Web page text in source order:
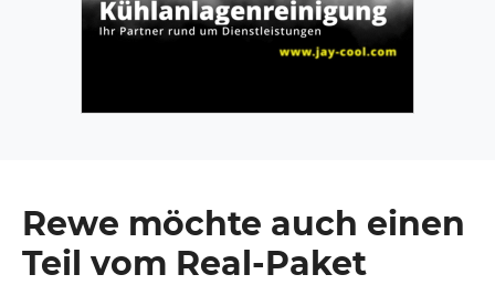
Rewe möchte auch einen
Teil vom Real-Paket